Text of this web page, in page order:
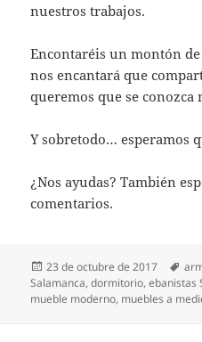
nuestros trabajos.
Encontaréis un montón
nos encantará que
queremos que se conozca
Y sobretodo… esperamos
¿Nos ayudas? También
comentarios.
Publicado
el
23 de octubre de 2017
Salamanca,dormitorio,ebanistas
mueble moderno, muebles a